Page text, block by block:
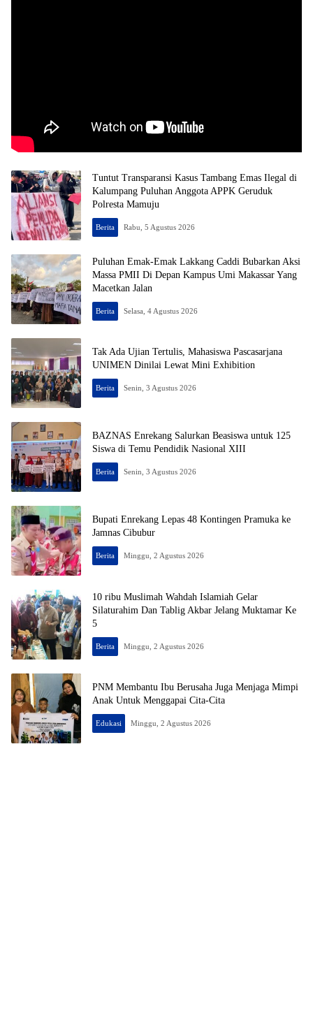
Tuntut Transparansi Kasus Tambang Emas Ilegal di
Kalumpang Puluhan Anggota APPK Geruduk
Polresta Mamuju
Berita Rabu, 5 Agustus 2026
Puluhan Emak-Emak Lakkang Caddi Bubarkan Aksi
Massa PMII Di Depan Kampus Umi Makassar Yang
Macetkan Jalan
Berita Selasa, 4 Agustus 2026
Tak Ada Ujian Tertulis, Mahasiswa Pascasarjana
UNIMEN Dinilai Lewat Mini Exhibition
Berita Senin, 3 Agustus 2026
BAZNAS Enrekang Salurkan Beasiswa untuk 125
Siswa di Temu Pendidik Nasional XIII
Berita Senin, 3 Agustus 2026
Bupati Enrekang Lepas 48 Kontingen Pramuka ke
Jamnas Cibubur
Berita Minggu, 2 Agustus 2026
10 ribu Muslimah Wahdah Islamiah Gelar
Silaturahim Dan Tablig Akbar Jelang Muktamar Ke
5
Berita Minggu, 2 Agustus 2026
PNM Membantu Ibu Berusaha Juga Menjaga Mimpi
Anak Untuk Menggapai Cita-Cita
Edukasi Minggu, 2 Agustus 2026